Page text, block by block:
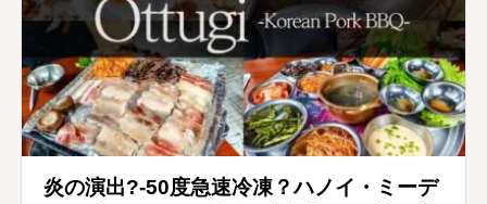
炎の演出?-50度急速冷凍？ハノイ・ミーデ